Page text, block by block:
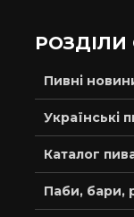
РОЗДІЛИ
Пивні
Українські
Каталог
Паби, бари,